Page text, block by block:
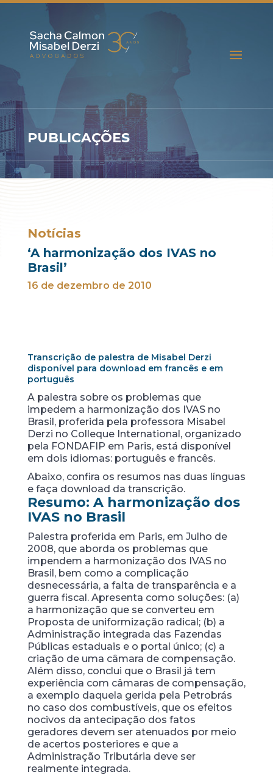
PUBLICAÇÕES
Notícias
‘A harmonização dos IVAS no
Brasil’
16 de dezembro de 2010
Transcrição de palestra de Misabel Derzi
disponível para download em francês e em
português
A palestra sobre os problemas que
impedem a harmonização dos IVAS no
Brasil, proferida pela professora Misabel
Derzi no Colleque International, organizado
pela FONDAFIP em Paris, está disponível
em dois idiomas: português e francês.
Abaixo, confira os resumos nas duas línguas
e faça download da transcrição.
Resumo: A harmonização dos
IVAS no Brasil
Palestra proferida em Paris, em Julho de
2008, que aborda os problemas que
impendem a harmonização dos IVAS no
Brasil, bem como a complicação
desnecessária, a falta de transparência e a
guerra fiscal. Apresenta como soluções: (a)
a harmonização que se converteu em
Proposta de uniformização radical; (b) a
Administração integrada das Fazendas
Públicas estaduais e o portal único; (c) a
criação de uma câmara de compensação.
Além disso, conclui que o Brasil já tem
experiência com câmaras de compensação,
a exemplo daquela gerida pela Petrobrás
no caso dos combustíveis, que os efeitos
nocivos da antecipação dos fatos
geradores devem ser atenuados por meio
de acertos posteriores e que a
Administração Tributária deve ser
realmente integrada.